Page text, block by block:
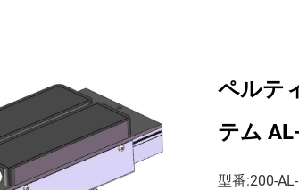
ペルテ
テム
型番:200-